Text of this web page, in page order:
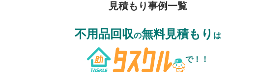
見積もり事例一覧
不用品回収の無料見積もり は
で！！